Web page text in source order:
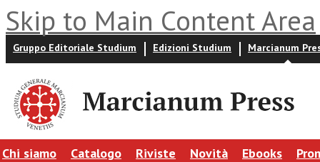
Skip to Main Content Area
Gruppo Editoriale Studium Edizioni Studium Marcianum
Chi siamo Catalogo Riviste Novità Ebooks